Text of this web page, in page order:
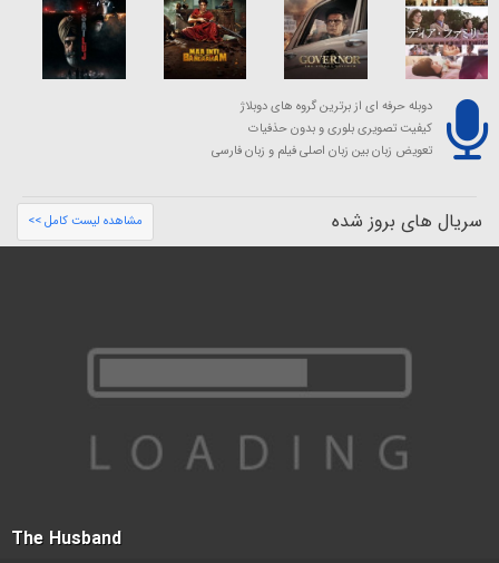
دوبله حرفه ای از برترین گروه های دوبلاژ
کیفیت تصویری بلوری و بدون حذفیات
تعویض زبان بین زبان اصلی فیلم و زبان فارسی
سریال های بروز شده مشاهده لیست کامل >>
The Husband